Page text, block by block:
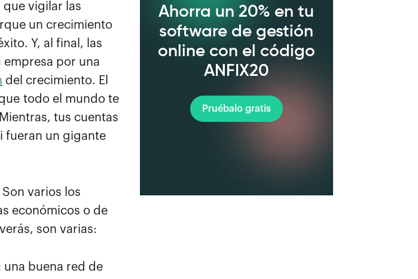
vigilar las
un crecimiento
Y, al final, las
empresa por una
del crecimiento. El
todo el mundo te
tus cuentas
fueran un gigante
Son varios los
económicos o de
son varias:
una buena red de
Ahorra un 20% en tu
software de gestión
online con el código
ANFIX20
Pruébalo gratis